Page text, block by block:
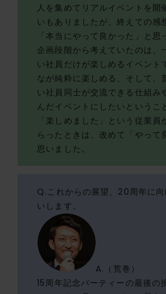
人を集めてリアルイベントを開
いもありましたが、終えての感
「本当にやって良かった」と思
企画段階から考えていたのは、
い社員だけが楽しめるイベント
なが純粋に楽しめる、そして、
い社員同士が交流できる仕組み
んだイベントにしたいというこ
「楽しめました」という従業員
らったときは、改めて「やって
思いました。
Q.これからの展望、20周年に
いします。
A.（荒巻）
15周年記念パーティーの最後の